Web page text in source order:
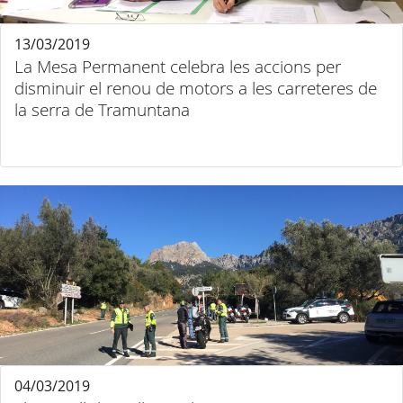
La Mesa Permanent celebra les accions per
disminuir el renou de motors a les carreteres de
la serra de Tramuntana
13/03/2019
04/03/2019